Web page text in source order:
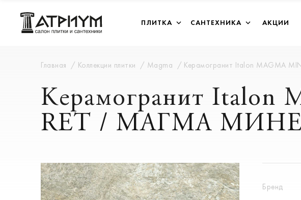
ПЛИТКА САНТЕХНИКА АКЦИИ
Главная Коллекции плитки Magma Керамогранит Italon MAGMA
Керамогранит Italon
RET / МАГМА
Бренд